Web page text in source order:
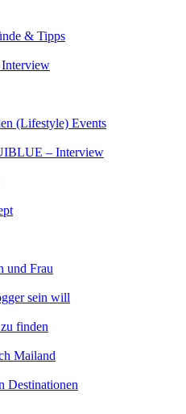
& Tipps
(Lifestyle) Events
– Interview
und Frau
sein will
finden
Mailand
Destinationen